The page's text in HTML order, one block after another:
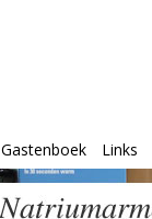
Gastenboek Links